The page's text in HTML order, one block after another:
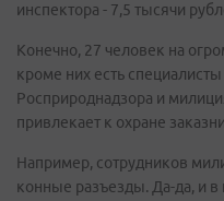
инспектора - 7,5 тысячи
Конечно, 27 человек на
кроме них есть
Росприроднадзора и
привлекает к охране
Например, сотрудников
конные разъезды. Да-да, и